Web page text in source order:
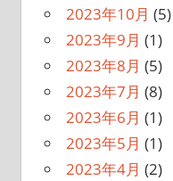
2023年10月 (5)
2023年9月 (1)
2023年8月 (5)
2023年7月 (8)
2023年6月 (1)
2023年5月 (1)
2023年4月 (2)